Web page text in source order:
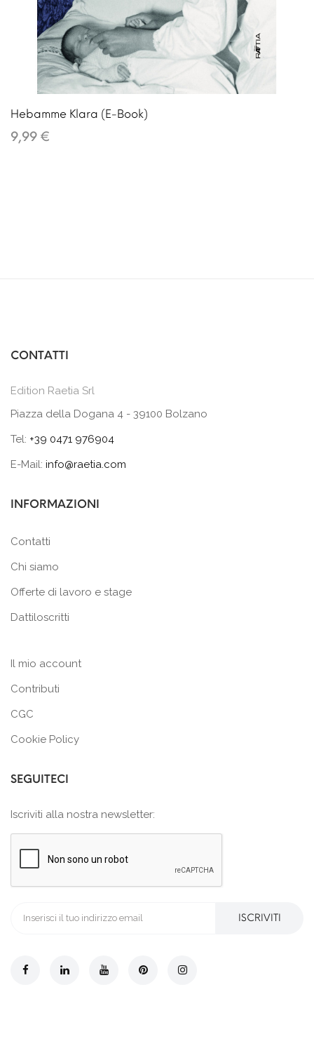
Hebamme Klara (E-Book)
9,99 €
CONTATTI
Edition Raetia Srl
Piazza della Dogana 4 - 39100 Bolzano
Tel: +39 0471 976904
E-Mail: info@raetia.com
INFORMAZIONI
Contatti
Chi siamo
Offerte di lavoro e stage
Dattiloscritti
Il mio account
Contributi
CGC
Cookie Policy
SEGUITECI
Iscriviti alla nostra newsletter:
ISCRIVITI